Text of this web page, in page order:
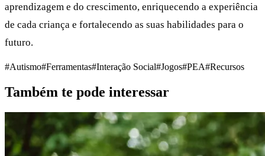
aprendizagem e do crescimento, enriquecendo a experiência
de cada criança e fortalecendo as suas habilidades para o
futuro.
#Autismo#Ferramentas#Interação Social#Jogos#PEA#Recursos
Também te pode interessar